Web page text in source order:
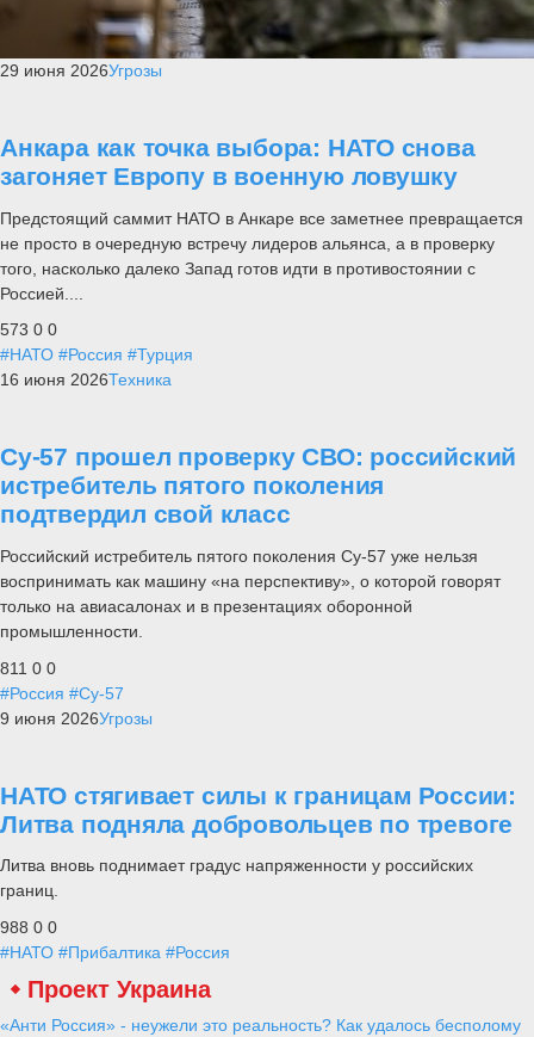
29 июня 2026Угрозы
Анкара как точка выбора: НАТО снова
загоняет Европу в военную ловушку
Предстоящий саммит НАТО в Анкаре все заметнее превращается
не просто в очередную встречу лидеров альянса, а в проверку
того, насколько далеко Запад готов идти в противостоянии с
Россией....
573 0 0
#НАТО #Россия #Турция
16 июня 2026Техника
Су-57 прошел проверку СВО: российский
истребитель пятого поколения
подтвердил свой класс
Российский истребитель пятого поколения Су-57 уже нельзя
воспринимать как машину «на перспективу», о которой говорят
только на авиасалонах и в презентациях оборонной
промышленности.
811 0 0
#Россия #Су-57
9 июня 2026Угрозы
НАТО стягивает силы к границам России:
Литва подняла добровольцев по тревоге
Литва вновь поднимает градус напряженности у российских
границ.
988 0 0
#НАТО #Прибалтика #Россия
Проект Украина
«Анти Россия» - неужели это реальность? Как удалось бесполому